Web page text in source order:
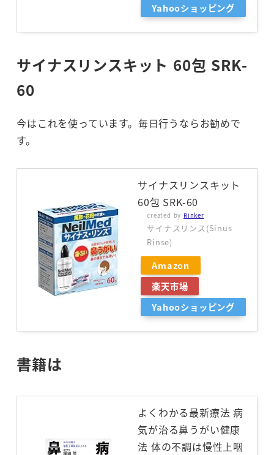
Yahooショッピング
サイナスリンスキット 60包 SRK-
60
今はこれを使っています。毎日行うならお勧めで
す。
サイナスリンスキット
60包 SRK-60
created by Rinker
サイナスリンス(Sinus
Rinse)
Amazon
楽天市場
Yahooショッピング
書籍は
よくわかる最新療法 病
気が治る鼻うがい健康
法 体の不調は慢性上咽